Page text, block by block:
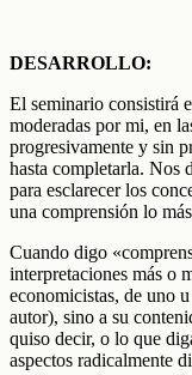
DESARROLLO:
El seminario consistirá
moderadas por mi, en
progresivamente y sin
hasta completarla. Nos
para esclarecer los
una comprensión lo
Cuando digo
interpretaciones más o
economicistas, de uno
autor), sino a su
quiso decir, o lo que
aspectos radicalmente